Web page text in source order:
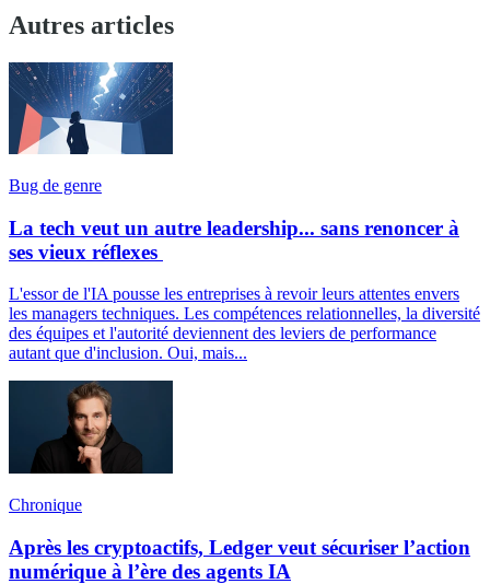
Autres articles
Bug de genre
La tech veut un autre leadership... sans renoncer à
ses vieux réflexes
L'essor de l'IA pousse les entreprises à revoir leurs attentes envers
les managers techniques. Les compétences relationnelles, la diversité
des équipes et l'autorité deviennent des leviers de performance
autant que d'inclusion. Oui, mais...
Chronique
Après les cryptoactifs, Ledger veut sécuriser l’action
numérique à l’ère des agents IA